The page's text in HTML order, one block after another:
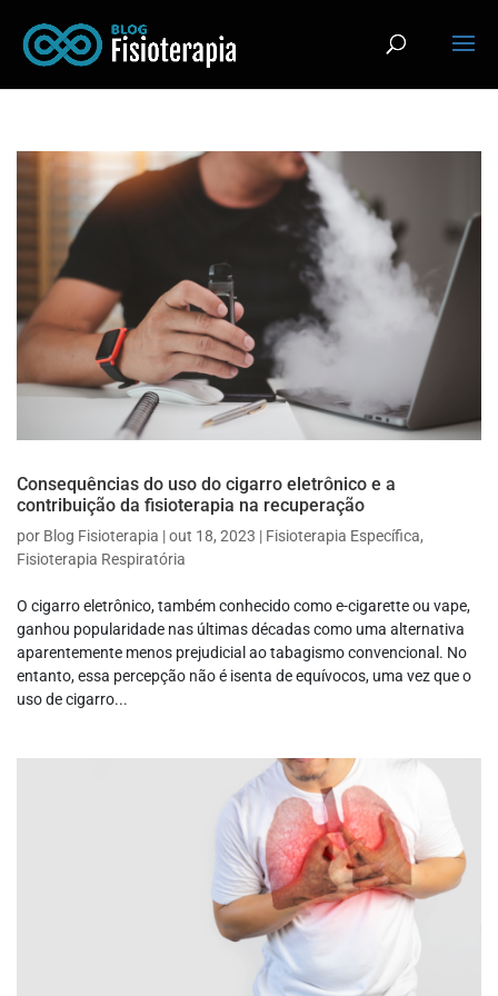
Consequências do uso do cigarro eletrônico e a
contribuição da fisioterapia na recuperação
por Blog Fisioterapia |out 18, 2023 | Fisioterapia Específica,
Fisioterapia Respiratória
O cigarro eletrônico, também conhecido como e-cigarette ou vape,
ganhou popularidade nas últimas décadas como uma alternativa
aparentemente menos prejudicial ao tabagismo convencional. No
entanto, essa percepção não é isenta de equívocos, uma vez que o
uso de cigarro...